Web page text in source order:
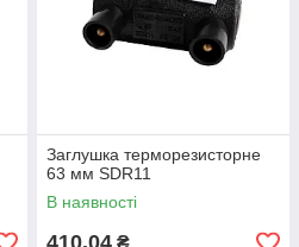
Заглушка терморезисторне
63 мм SDR11
В наявності
410,04 ₴